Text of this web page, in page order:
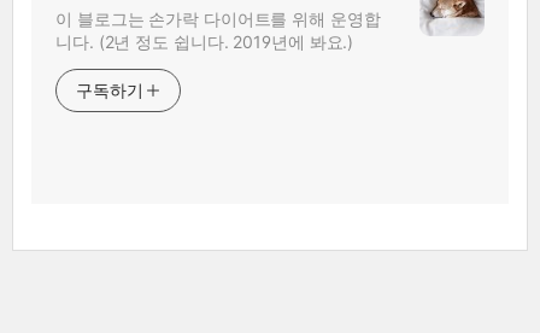
이 블로그는 손가락 다이어트를 위해 운영합
니다. (2년 정도 쉽니다. 2019년에 봐요.)
구독하기